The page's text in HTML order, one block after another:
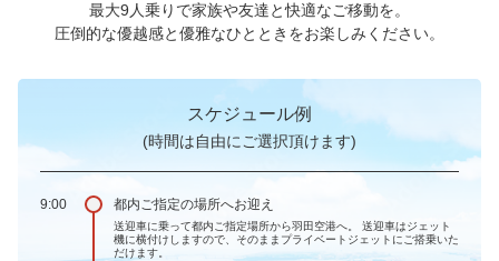
最大9人乗りで家族や友達と快適なご移動を。
圧倒的な優越感と優雅なひとときをお楽しみください。
スケジュール例
(時間は自由にご選択頂けます)
9:00 都内ご指定の場所へお迎え
送迎車に乗って都内ご指定場所から羽田空港へ。 送迎車はジェット
機に横付けしますので、そのままプライベートジェットにご搭乗いた
だけます。